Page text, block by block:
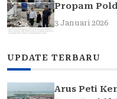
Propam
Elina
3 Januari 2026
UPDATE TERBARU
Arus Peti